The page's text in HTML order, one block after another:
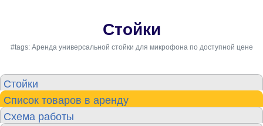
Стойки
#tags: Аренда универсальной стойки для микрофона по доступной цене
Стойки
Список товаров в аренду
Схема работы